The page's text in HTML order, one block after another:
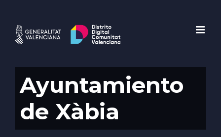
contenido
Ayuntamiento
de Xàbia